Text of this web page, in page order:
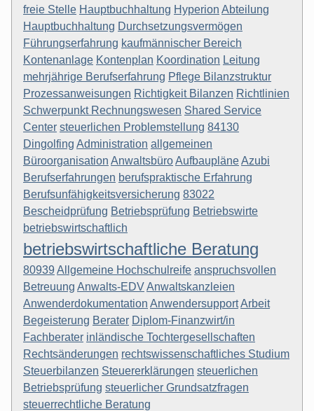
freie Stelle Hauptbuchhaltung Hyperion Abteilung
Hauptbuchhaltung Durchsetzungsvermögen
Führungserfahrung kaufmännischer Bereich
Kontenanlage Kontenplan Koordination Leitung
mehrjährige Berufserfahrung Pflege Bilanzstruktur
Prozessanweisungen Richtigkeit Bilanzen Richtlinien
Schwerpunkt Rechnungswesen Shared Service
Center steuerlichen Problemstellung 84130
Dingolfing Administration allgemeinen
Büroorganisation AnwaltsbüroAufbaupläneAzubi
Berufserfahrungen berufspraktische Erfahrung
Berufsunfähigkeitsversicherung 83022
Bescheidprüfung Betriebsprüfung Betriebswirte
betriebswirtschaftlich
betriebswirtschaftliche Beratung
80939 Allgemeine Hochschulreife anspruchsvollen
Betreuung Anwalts-EDVAnwaltskanzleien
Anwenderdokumentation AnwendersupportArbeit
Begeisterung Berater Diplom-Finanzwirt/in
Fachberater inländische Tochtergesellschaften
Rechtsänderungen rechtswissenschaftliches Studium
Steuerbilanzen Steuererklärungen steuerlichen
Betriebsprüfung steuerlicher Grundsatzfragen
steuerrechtliche Beratung